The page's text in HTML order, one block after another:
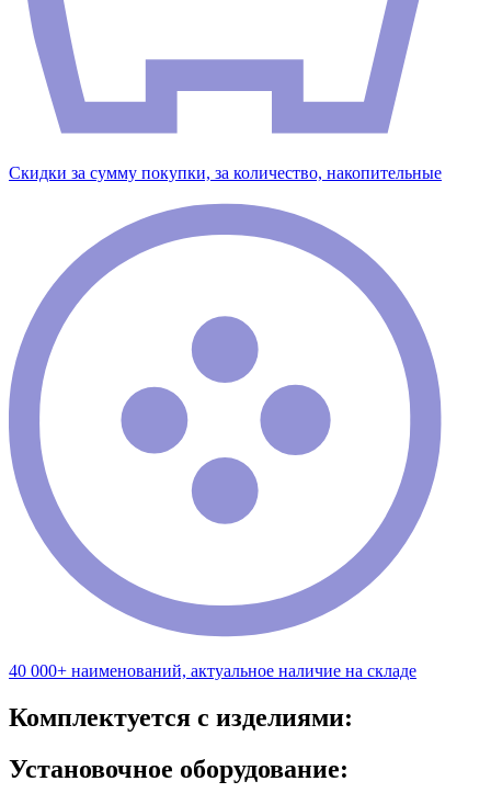
Скидки за сумму покупки, за количество, накопительные
40 000+ наименований, актуальное наличие на складе
Комплектуется с изделиями:
Установочное оборудование: